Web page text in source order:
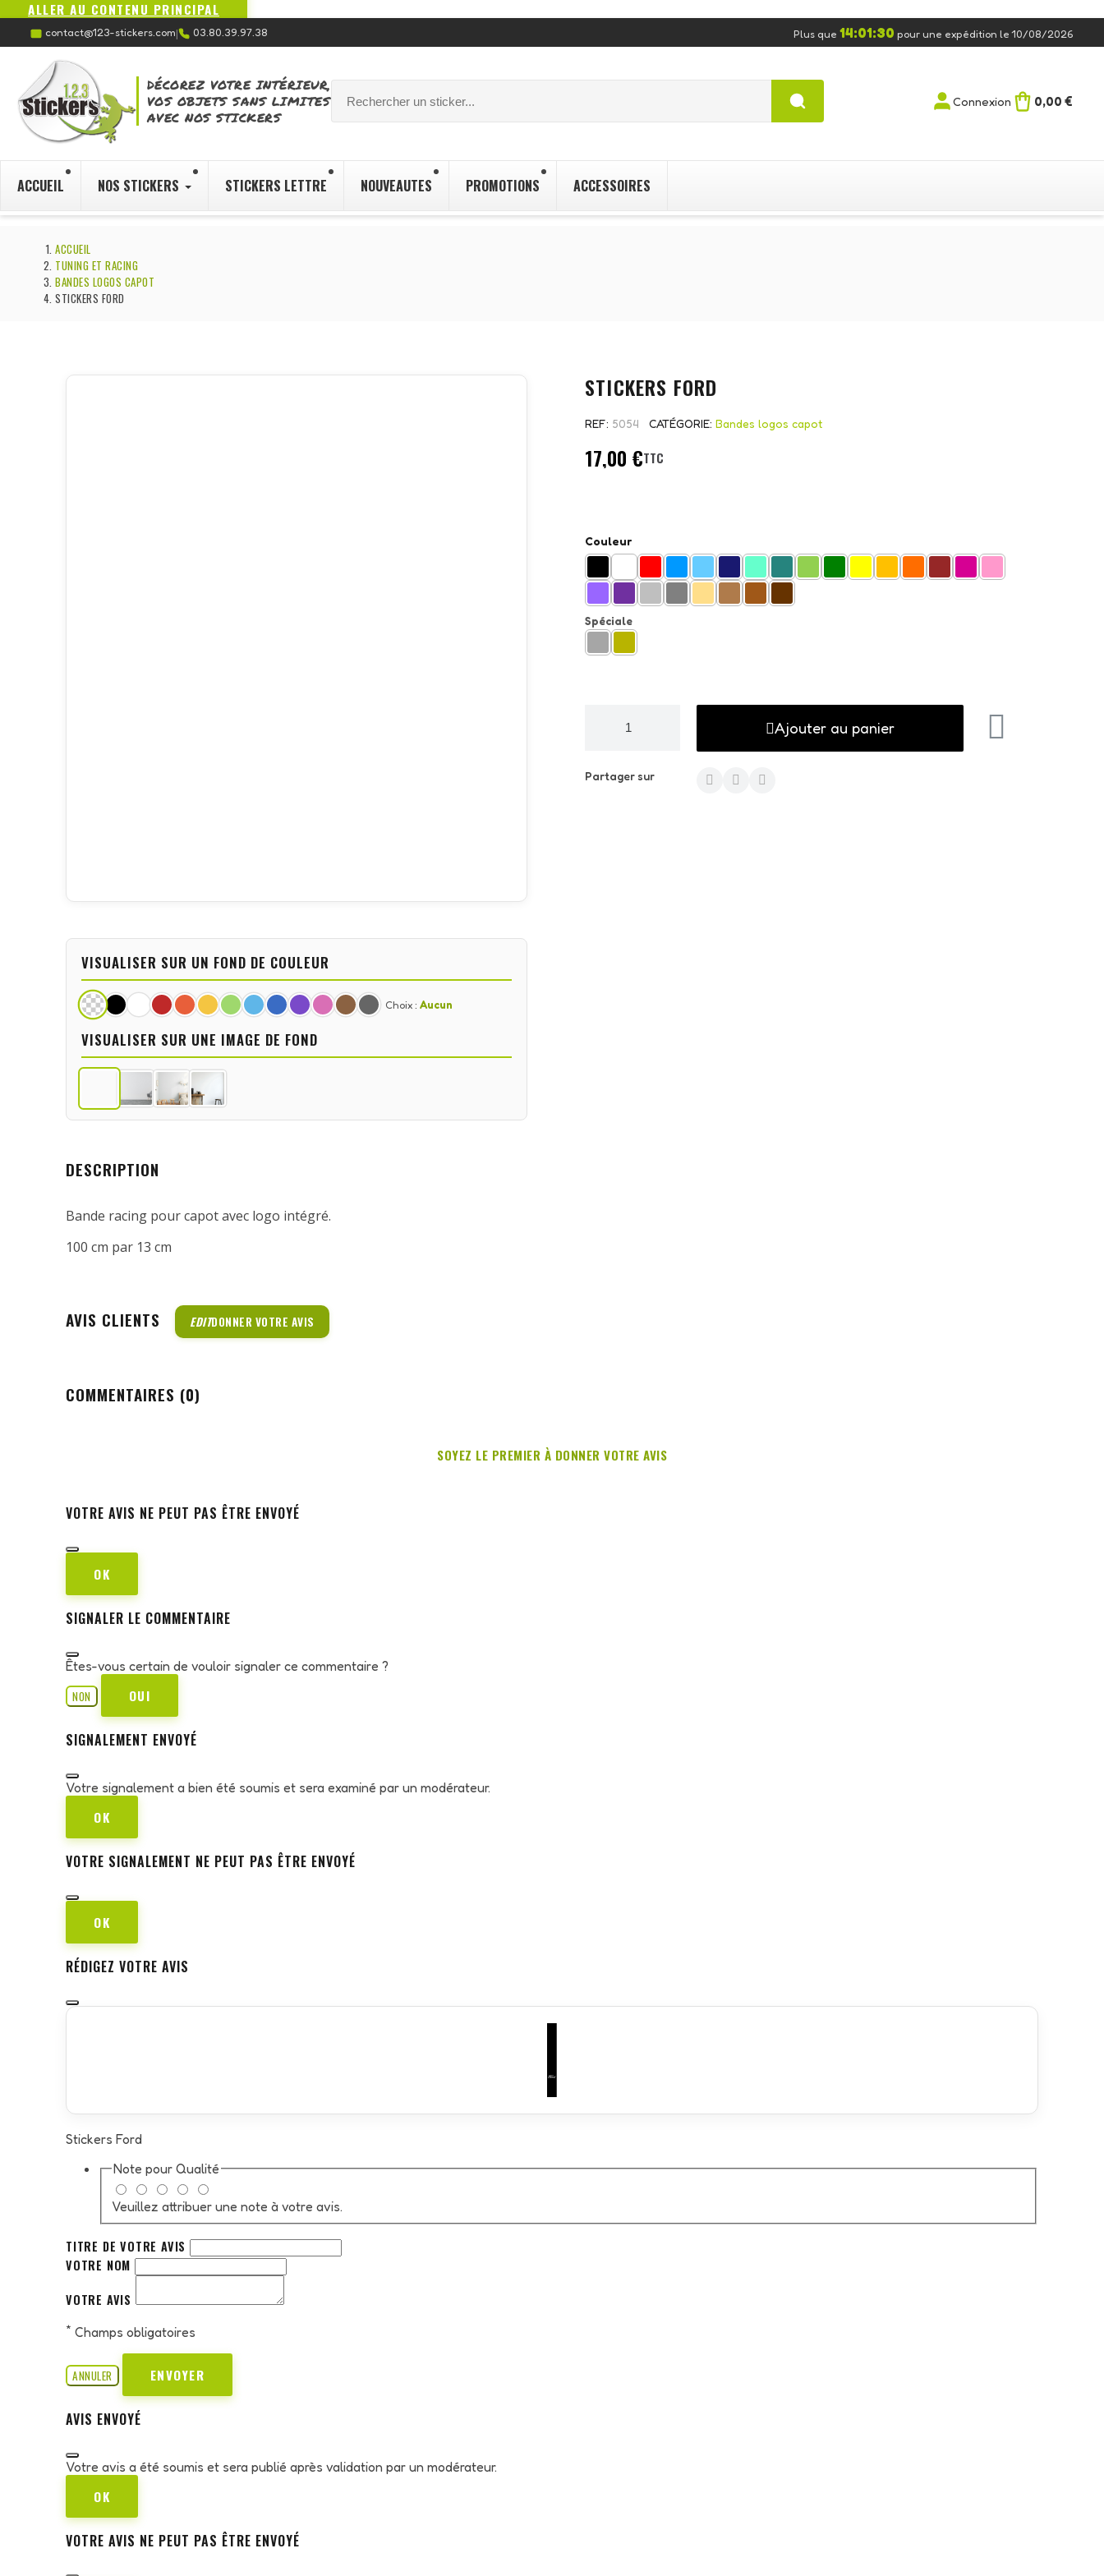
ALLER AU CONTENU PRINCIPAL
contact@123-stickers.com| 03.80.39.97.38 Plus que 14:01:29 pour une expédition le 10/08/2026
DÉCOREZ VOTRE INTÉRIEUR,
VOS OBJETS SANS LIMITES
AVEC NOS STICKERS
Connexion 0,00 €
ACCUEIL NOS STICKERS STICKERS LETTRE NOUVEAUTES PROMOTIONS ACCESSOIRES
ACCUEIL
TUNING ET RACING
BANDES LOGOS CAPOT
STICKERS FORD
VISUALISER SUR UN FOND DE COULEUR
Choix : Aucun
VISUALISER SUR UNE IMAGE DE FOND
STICKERS FORD
REF 5054 CATÉGORIE Bandes logos capot
17,00 €TTC
Couleur
Spéciale
Ajouter au panier
Partager sur
DESCRIPTION
Bande racing pour capot avec logo intégré.
100 cm par 13 cm
AVIS CLIENTS EDITDONNER VOTRE AVIS
COMMENTAIRES (0)
SOYEZ LE PREMIER À DONNER VOTRE AVIS
VOTRE AVIS NE PEUT PAS ÊTRE ENVOYÉ
OK
SIGNALER LE COMMENTAIRE
Êtes-vous certain de vouloir signaler ce commentaire ?
NON
OUI
SIGNALEMENT ENVOYÉ
Votre signalement a bien été soumis et sera examiné par un modérateur.
OK
VOTRE SIGNALEMENT NE PEUT PAS ÊTRE ENVOYÉ
OK
RÉDIGEZ VOTRE AVIS
Stickers Ford
Note pour Qualité
Veuillez attribuer une note à votre avis.
TITRE DE VOTRE AVIS
VOTRE NOM
VOTRE AVIS
* Champs obligatoires
ANNULER ENVOYER
AVIS ENVOYÉ
Votre avis a été soumis et sera publié après validation par un modérateur.
OK
VOTRE AVIS NE PEUT PAS ÊTRE ENVOYÉ